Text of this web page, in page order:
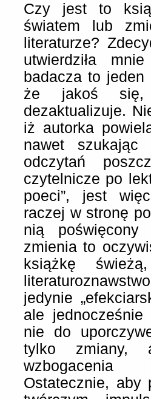
Czy jest to
światem lub
literaturze?
utwierdziła
badacza to
że jakoś
dezaktualizuje.
iż autorka
nawet
odczytań
czytelnicze po
poeci”, jest
raczej w stronę
nią poświęcony
zmienia to
książkę
jedynie
ale
nie do
tylko zmiany,
wzbogacenia
Ostatecznie, aby